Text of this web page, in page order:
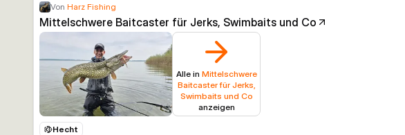
Von Harz Fishing
Mittelschwere Baitcaster für Jerks, Swimbaits und Co
Alle in Mittelschwere
Baitcaster für Jerks,
Swimbaits und Co
anzeigen
Hecht